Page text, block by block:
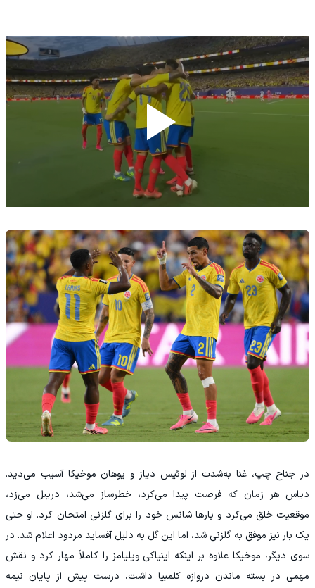
در جناح چپ، غنا به‌شدت از لوئیس دیاز و یوهان موخیکا آسیب می‌دید.
دیاس هر زمان که فرصت پیدا می‌کرد، خطرساز می‌شد، دریبل می‌زد،
موقعیت خلق می‌کرد و بارها شانس خود را برای گلزنی امتحان کرد. او حتی
یک بار نیز موفق به گلزنی شد، اما این گل به دلیل آفساید مردود اعلام شد. در
سوی دیگر، موخیکا علاوه بر اینکه اینیاکی ویلیامز را کاملاً مهار کرد و نقش
مهمی در بسته ماندن دروازه کلمبیا داشت، درست پیش از پایان نیمه